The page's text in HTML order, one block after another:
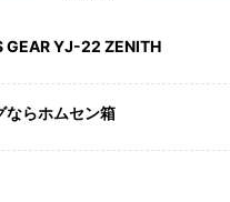
GEAR YJ-22 ZENITH
ならホムセン箱